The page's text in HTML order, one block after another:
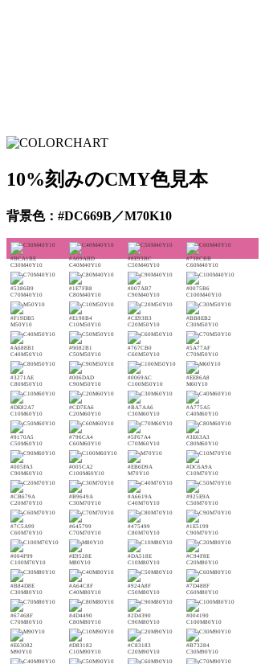
10%刻みのCMY色見本
背景色：#DC669B／M70K10
#BCA1BE
C30M40Y10
#A69ABD
C40M40Y10
#8E93BC
C50M40Y10
#738CBB
C60M40Y10
#5386B9
C70M40Y10
#1E7FB8
C80M40Y10
#007AB7
C90M40Y10
#0075B6
C100M40Y10
#F19DB5
M50Y10
#E198B4
C10M50Y10
#CE93B3
C20M50Y10
#BB8EB2
C30M50Y10
#A688B1
C40M50Y10
#9082B1
C50M50Y10
#767CB0
C60M50Y10
#5A77AF
C70M50Y10
#3271AE
C80M50Y10
#006DAD
C90M50Y10
#0069AC
C100M50Y10
#EE86A8
M60Y10
#DE82A7
C10M60Y10
#CD7EA6
C20M60Y10
#BA7AA6
C30M60Y10
#A775A5
C40M60Y10
#9170A5
C50M60Y10
#796CA4
C60M60Y10
#5F67A4
C70M60Y10
#3E63A3
C80M60Y10
#005FA3
C90M60Y10
#005CA2
C100M60Y10
#EB6D9A
M70Y10
#DC6A9A
C10M70Y10
#CB679A
C20M70Y10
#B9649A
C30M70Y10
#A6619A
C40M70Y10
#925E9A
C50M70Y10
#7C5A99
C60M70Y10
#645799
C70M70Y10
#475499
C80M70Y10
#1E5199
C90M70Y10
#004F99
C100M70Y10
#E9528E
M80Y10
#DA518E
C10M80Y10
#C94F8E
C20M80Y10
#B84D8E
C30M80Y10
#A64C8F
C40M80Y10
#924A8F
C50M80Y10
#7D488F
C60M80Y10
#67468F
C70M80Y10
#4D4490
C80M80Y10
#2D4390
C90M80Y10
#004190
C100M80Y10
#E63082
M90Y10
#D83182
C10M90Y10
#C83183
C20M90Y10
#B73284
C30M90Y10